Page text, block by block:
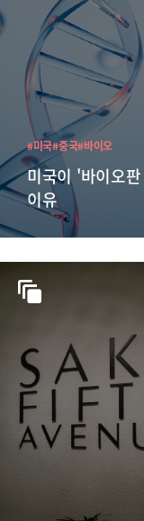
미국이 '바이오
이유
#미국#중국#바이오